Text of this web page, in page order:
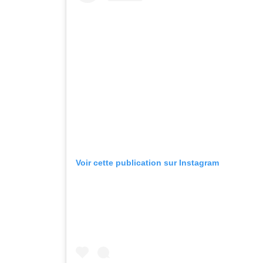
Voir cette publication sur Instagram